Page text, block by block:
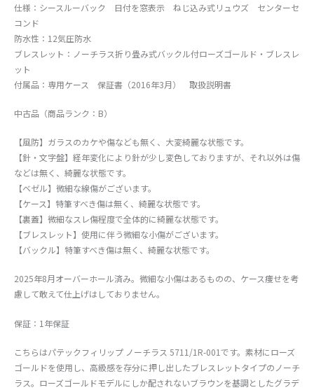
仕様：シースルーバック 日付を窓表示 ねじ込み式リュウズ センターセ
コンド
防水性：12気圧防水
ブレスレット：ノーチラス折り畳み式バックル付ローズゴールド・ブレスレ
ット
付属品：専用ケース 保証書（2016年3月） 取扱説明書
中古品（商品ランク：B）
【風防】ガラスのカケや傷なども無く、大変綺麗な状態です。
【針・文字盤】経年変化により針が少し変色しておりますが、それ以外は傷
などは無く、綺麗な状態です。
【ベゼル】微細な線傷がございます。
【ケース】特筆すべき傷は無く、綺麗な状態です。
【裏蓋】微細なスレ傷程度で全体的に綺麗な状態です。
【ブレスレット】使用に伴う微細な小傷がございます。
【バックル】特筆すべき傷は無く、綺麗な状態です。
2025年8月オーバーホール済み。微細な小傷はあるものの、ケース痩せを考
慮して敢えて仕上げはしておりません。
保証：1年保証
こちらはパテックフィリップ ノーチラス 5711/1R-001です。素材にローズ
ゴールドを使用し、高級感を存分に押し出したブレスレットタイプのノーチ
ラス。ローズゴールドモデルにしか配されないブラウンを基調としたグラデ